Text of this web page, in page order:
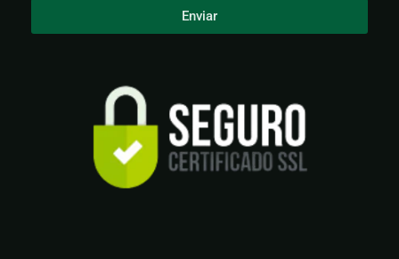
Enviar